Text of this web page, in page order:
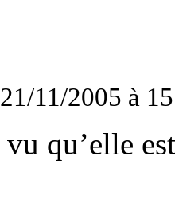
11/2005 à
qu’elle